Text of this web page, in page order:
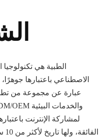
الاصطناعي باعتبارها
عبارة عن مجموعة من
لمشاركة الإنترنت